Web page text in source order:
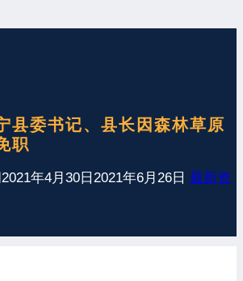
县委书记、县长因森林草原
职
2021年4月30日 2021年6月26日 最新资